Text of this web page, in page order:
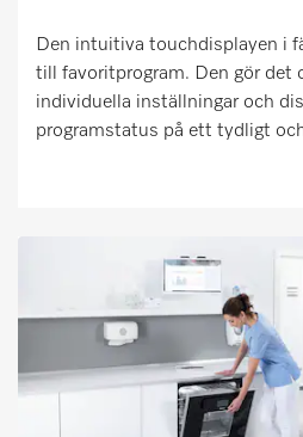
Den intuitiva touchdisplayen i
till favoritprogram. Den gör det
individuella inställningar och
programstatus på ett tydligt